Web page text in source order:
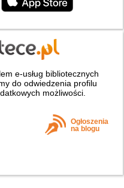
e-usług bibliotecznych
do odwiedzenia profilu
możliwości.
Ogłoszenia
na blogu